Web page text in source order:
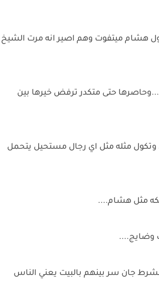
هشام ميتفوت وهم اصير انه مرت الشيخ
حتى متكدر ترفض خيرها بين
مثله مثل اي رجال مستحيل يتحمل
مثل هشام....
وضايج....
جان سر بينهم بالبيت يعني الناس